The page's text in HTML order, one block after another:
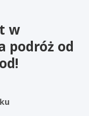
w
podróż od